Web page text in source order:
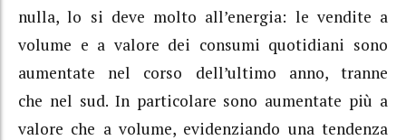
nulla, lo si deve molto all’energia: le vendite a
volume e a valore dei consumi quotidiani sono
aumentate nel corso dell’ultimo anno, tranne
che nel sud. In particolare sono aumentate più a
valore che a volume, evidenziando una tendenza